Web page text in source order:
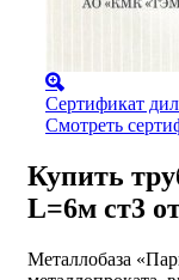
Сертификат
Смотреть
Купить
L=6м ст3
Металлобаза